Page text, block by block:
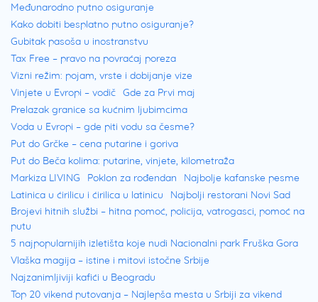
Međunarodno putno osiguranje
Kako dobiti besplatno putno osiguranje?
Gubitak pasoša u inostranstvu
Tax Free – pravo na povraćaj poreza
Vizni režim: pojam, vrste i dobijanje vize
Vinjete u Evropi – vodič Gde za Prvi maj
Prelazak granice sa kućnim ljubimcima
Voda u Evropi – gde piti vodu sa česme?
Put do Grčke – cena putarine i goriva
Put do Beča kolima: putarine, vinjete, kilometraža
Markiza LIVING
Poklon za rođendan
Najbolje kafanske pesme
Latinica u ćirilicu i ćirilica u latinicu
Najbolji restorani Novi Sad
Brojevi hitnih službi – hitna pomoć, policija, vatrogasci, pomoć na
putu
5 najpopularnijih izletišta koje nudi Nacionalni park Fruška Gora
Vlaška magija – istine i mitovi istočne Srbije
Najzanimljiviji kafići u Beogradu
Top 20 vikend putovanja – Najlepša mesta u Srbiji za vikend